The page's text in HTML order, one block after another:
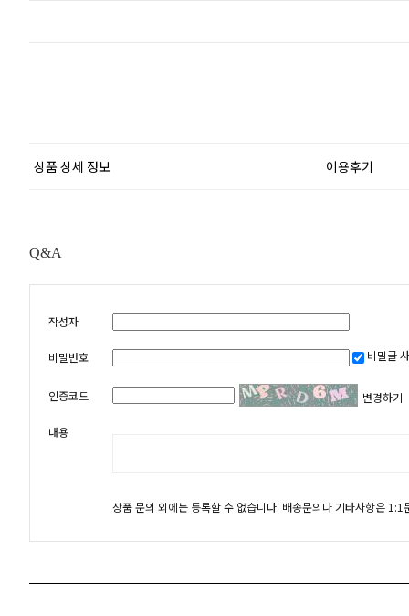
상품 상세 정보 이용후기
Q&A
작성자
비밀번호 비밀글
인증코드 변경하기
내용
상품 문의 외에는 등록할 수 없습니다. 배송문의나 기타사항은 1:1